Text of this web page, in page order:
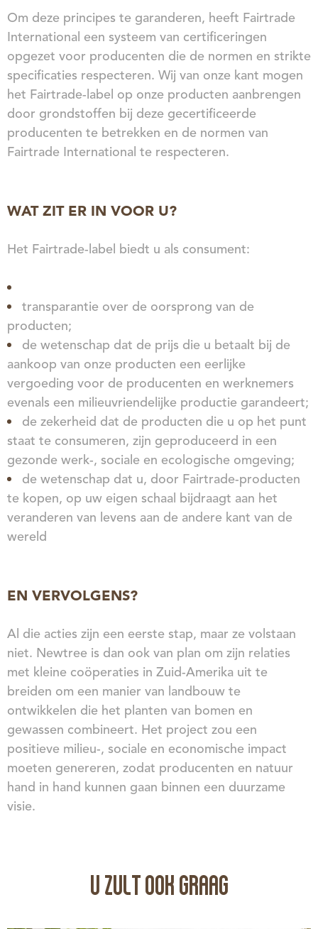
Om deze principes te garanderen, heeft Fairtrade
International een systeem van certificeringen
opgezet voor producenten die de normen en strikte
specificaties respecteren. Wij van onze kant mogen
het Fairtrade-label op onze producten aanbrengen
door grondstoffen bij deze gecertificeerde
producenten te betrekken en de normen van
Fairtrade International te respecteren.
WAT ZIT ER IN VOOR U?
Het Fairtrade-label biedt u als consument:
transparantie over de oorsprong van de
producten;
de wetenschap dat de prijs die u betaalt bij de
aankoop van onze producten een eerlijke
vergoeding voor de producenten en werknemers
evenals een milieuvriendelijke productie garandeert;
de zekerheid dat de producten die u op het punt
staat te consumeren, zijn geproduceerd in een
gezonde werk-, sociale en ecologische omgeving;
de wetenschap dat u, door Fairtrade-producten
te kopen, op uw eigen schaal bijdraagt aan het
veranderen van levens aan de andere kant van de
wereld
EN VERVOLGENS?
Al die acties zijn een eerste stap, maar ze volstaan
niet. Newtree is dan ook van plan om zijn relaties
met kleine coöperaties in Zuid-Amerika uit te
breiden om een manier van landbouw te
ontwikkelen die het planten van bomen en
gewassen combineert. Het project zou een
positieve milieu-, sociale en economische impact
moeten genereren, zodat producenten en natuur
hand in hand kunnen gaan binnen een duurzame
visie.
U ZULT OOK GRAAG